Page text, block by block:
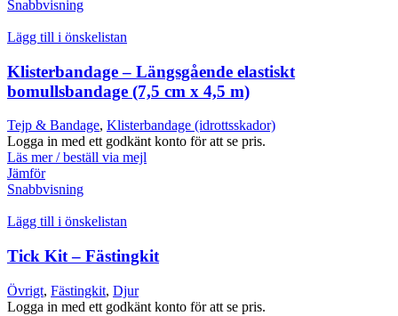
Snabbvisning
Lägg till i önskelistan
Klisterbandage – Längsgående elastiskt
bomullsbandage (7,5 cm x 4,5 m)
Tejp & Bandage, Klisterbandage (idrottsskador)
Logga in med ett godkänt konto för att se pris.
Läs mer / beställ via mejl
Jämför
Snabbvisning
Lägg till i önskelistan
Tick Kit – Fästingkit
Övrigt, Fästingkit, Djur
Logga in med ett godkänt konto för att se pris.